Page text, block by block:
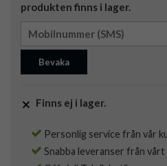
produkten finns i lager.
Bevaka
Finns ej i lager.
Personlig service från vår
Snabba leveranser från vårt